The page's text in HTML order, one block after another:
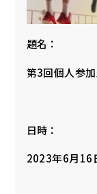
題名：
第3回個人参
日時：
2023年6月16